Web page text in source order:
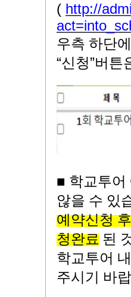
( http://
우측 하단
“신청”버튼
■ 학교투어
않을 수 있
예약신청
청완료 된
학교투어
주시기 바